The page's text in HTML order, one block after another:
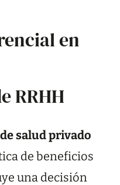
en
RRHH
salud privado
de beneficios
una decisión